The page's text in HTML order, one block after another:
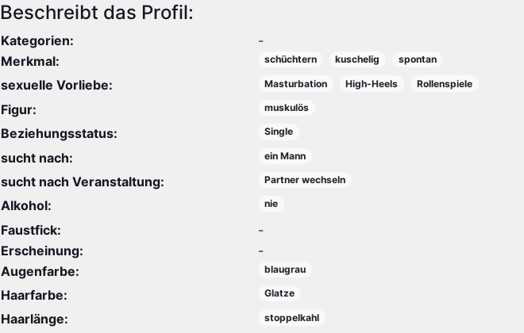
Beschreibt das Profil:
Kategorien:
-
Merkmal:
schüchtern kuschelig spontan
sexuelle Vorliebe: Masturbation High-Heels Rollenspiele
Figur: muskulös
Beziehungsstatus: Single
sucht nach: ein Mann
sucht nach Veranstaltung: Partner wechseln
Alkohol: nie
Faustfick:
-
Erscheinung:
-
Augenfarbe:
blaugrau
Haarfarbe: Glatze
Haarlänge: stoppelkahl